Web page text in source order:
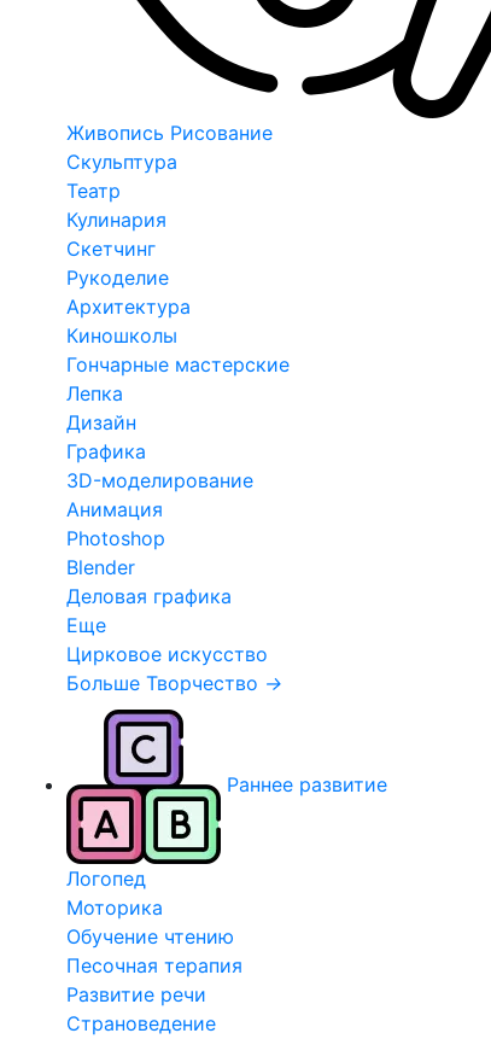
Живопись Рисование
Скульптура
Театр
Кулинария
Скетчинг
Рукоделие
Архитектура
Киношколы
Гончарные мастерские
Лепка
Дизайн
Графика
3D-моделирование
Анимация
Photoshop
Blender
Деловая графика
Еще
Цирковое искусство
Больше Творчество →
Раннее развитие
Логопед
Моторика
Обучение чтению
Песочная терапия
Развитие речи
Страноведение